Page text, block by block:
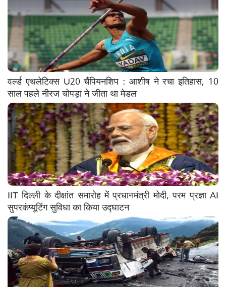
वर्ल्ड एथलेटिक्स U20 चैंपियनशिप : आशीष ने रचा इतिहास, 10
साल पहले नीरज चोपड़ा ने जीता था मेडल
IIT दिल्ली के दीक्षांत समारोह में प्रधानमंत्री मोदी, परम प्रज्ञा AI
सुपरकंप्यूटिंग सुविधा का किया उद्घाटन